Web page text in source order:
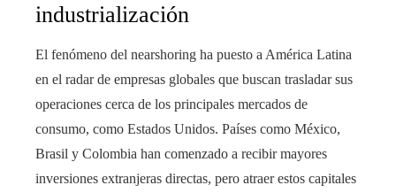
industrialización
El fenómeno del nearshoring ha puesto a América Latina
en el radar de empresas globales que buscan trasladar sus
operaciones cerca de los principales mercados de
consumo, como Estados Unidos. Países como México,
Brasil y Colombia han comenzado a recibir mayores
inversiones extranjeras directas, pero atraer estos capitales